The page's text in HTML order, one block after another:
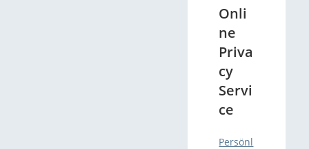
Onli
ne
Priva
cy
Servi
ce
Persönl